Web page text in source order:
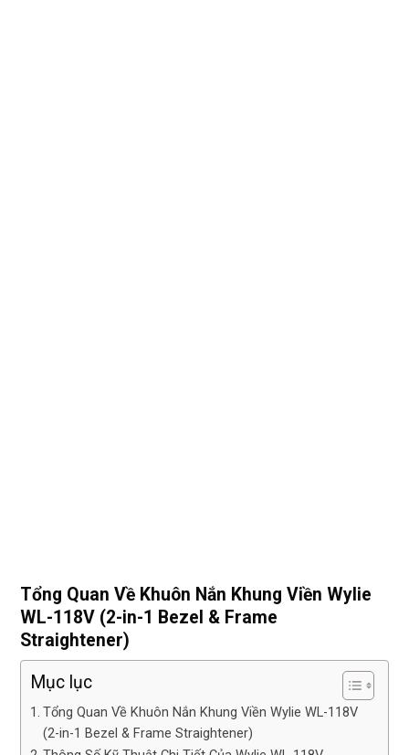
Tổng Quan Về Khuôn Nắn Khung Viền Wylie
WL-118V (2-in-1 Bezel & Frame
Straightener)
Mục lục
Tổng Quan Về Khuôn Nắn Khung Viền Wylie WL-118V
(2-in-1 Bezel & Frame Straightener)